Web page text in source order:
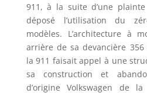
911, à la suite d’une
déposé l’utilisation du
modèles. L’architecture à
arrière de sa devancière
la 911 faisait appel à une
sa construction et
d’origine Volkswagen de